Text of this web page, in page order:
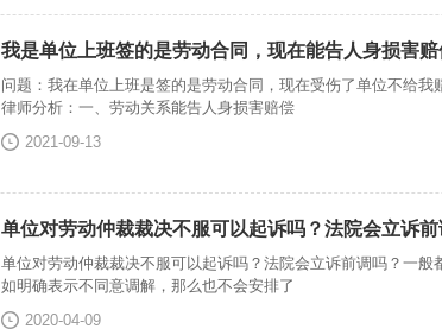
我是单位上班签的是劳动合同，现在能告人身损害赔
问题：我在单位上班是签的是劳动合同，现在受伤了单位不给我
律师分析：一、劳动关系能告人身损害赔偿
2021-09-13
单位对劳动仲裁裁决不服可以起诉吗？法院会立诉前
单位对劳动仲裁裁决不服可以起诉吗？法院会立诉前调吗？一
如明确表示不同意调解，那么也不会安排了
2020-04-09